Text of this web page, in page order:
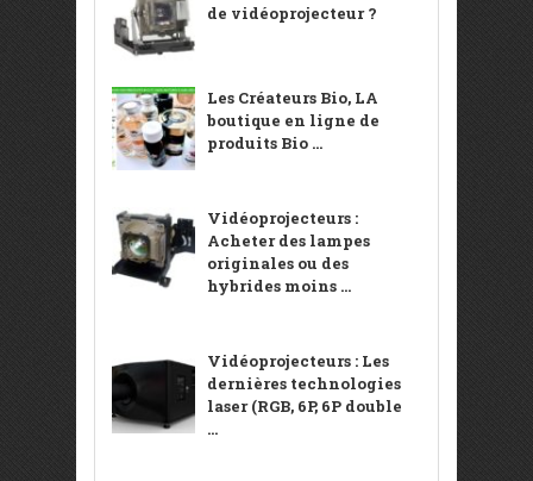
de vidéoprojecteur ?
Les Créateurs Bio, LA
boutique en ligne de
produits Bio ...
Vidéoprojecteurs :
Acheter des lampes
originales ou des
hybrides moins ...
Vidéoprojecteurs : Les
dernières technologies
laser (RGB, 6P, 6P double
...